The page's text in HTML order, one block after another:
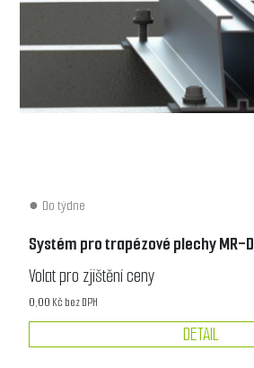
Do týdne
Systém pro trapézové plechy MR-D
Volat pro zjištění ceny
0,00 Kč bez DPH
DETAIL